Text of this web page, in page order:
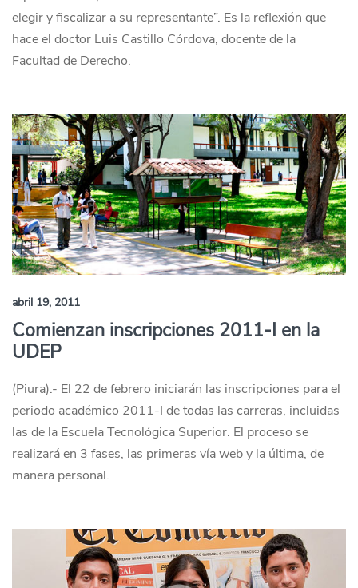
elegir y fiscalizar a su representante”. Es la reflexión que
hace el doctor Luis Castillo Córdova, docente de la
Facultad de Derecho.
abril 19, 2011
Comienzan inscripciones 2011-I en la
UDEP
(Piura).- El 22 de febrero iniciarán las inscripciones para el
periodo académico 2011-I de todas las carreras, incluidas
las de la Escuela Tecnológica Superior. El proceso se
realizará en 3 fases, las primeras vía web y la última, de
manera personal.